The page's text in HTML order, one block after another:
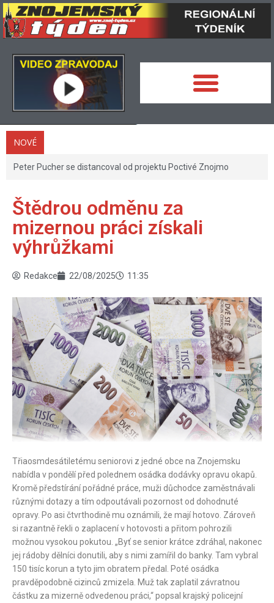
NOVÉ
Peter Pucher se distancoval od projektu Poctivé Znojmo
Štědrou odměnu za
mizernou práci získali
výhrůžkami
Redakce 22/08/2025 11:35
Třiaosmdesátiletému seniorovi z jedné obce na Znojemsku
nabídla v pondělí před polednem osádka dodávky opravu okapů.
Kromě předstírání pořádné práce, muži důchodce zaměstnávali
různými dotazy a tím odpoutávali pozornost od dohodnuté
opravy. Po asi čtvrthodině mu oznámili, že mají hotovo. Zároveň
si razantně řekli o zaplacení v hotovosti a přitom pohrozili
možnou vysokou pokutou. „Byť se senior krátce zdráhal, nakonec
jej rádoby dělníci donutili, aby s nimi zamířil do banky. Tam vybral
150 tisíc korun a tyto jim obratem předal. Poté osádka
pravděpodobně cizinců zmizela. Muž tak zaplatil závratnou
částku za mizerně odvedenou práci,“ popsal krajský policejní